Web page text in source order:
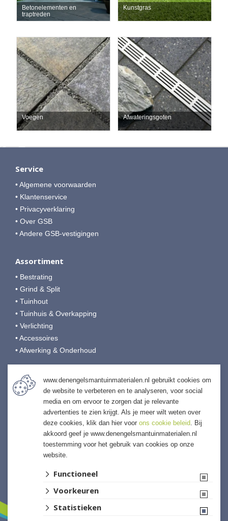
Betonelementen en
traptreden
Kunstgras
Voegen Afwateringsgoten
Service
• Algemene voorwaarden
• Klantenservice
• Privacyverklaring
• Over GSB
• Andere GSB-vestigingen
Assortiment
• Bestrating
• Grind & Split
• Tuinhout
• Tuinhuis & Overkapping
• Verlichting
• Accessoires
• Afwerking & Onderhoud
Den Engelsman Tuinmaterialen
Veilingweg 9
0166-653190
info@denengelsmansierbestrating.nl
denengelsmantuinmaterialen.nl
www.denengelsmantuinmaterialen.nl gebruikt cookies om
de website te verbeteren en te analyseren, voor social
media en om ervoor te zorgen dat je relevante
advertenties te zien krijgt. Als je meer wilt weten over
deze cookies, klik dan hier voor ons cookie beleid. Bij
akkoord geef je www.denengelsmantuinmaterialen.nl
toestemming voor het gebruik van cookies op onze
website.
Functioneel
Voorkeuren
Statistieken